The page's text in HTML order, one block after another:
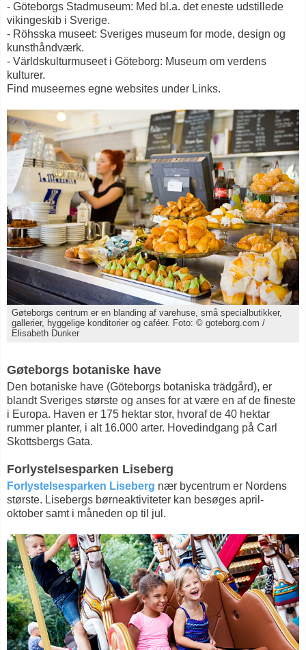
- Göteborgs Stadmuseum: Med bl.a. det eneste udstillede
vikingeskib i Sverige.
- Röhsska museet: Sveriges museum for mode, design og
kunsthåndværk.
- Världskulturmuseet i Göteborg: Museum om verdens
kulturer.
Find museernes egne websites under Links.
Gøteborgs centrum er en blanding af varehuse, små specialbutikker,
gallerier, hyggelige konditorier og caféer. Foto: © goteborg.com /
Elisabeth Dunker
Gøteborgs botaniske have
Den botaniske have (Göteborgs botaniska trädgård), er
blandt Sveriges største og anses for at være en af de fineste
i Europa. Haven er 175 hektar stor, hvoraf de 40 hektar
rummer planter, i alt 16.000 arter. Hovedindgang på Carl
Skottsbergs Gata.
Forlystelsesparken Liseberg
Forlystelsesparken Liseberg nær bycentrum er Nordens
største. Lisebergs børneaktiviteter kan besøges april-
oktober samt i måneden op til jul.